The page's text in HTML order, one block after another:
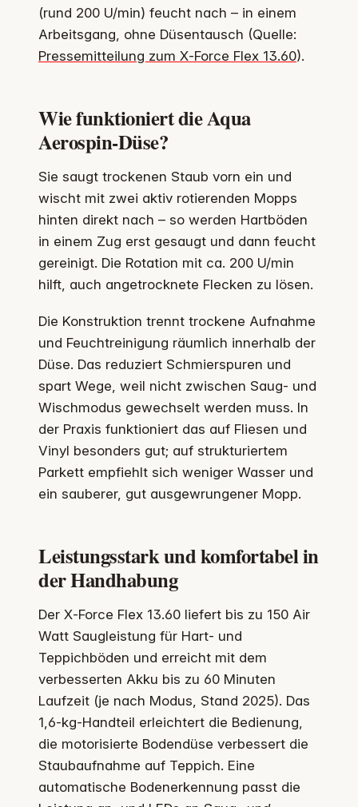
(rund 200 U/min) feucht nach – in einem
Arbeitsgang, ohne Düsentausch (Quelle:
Pressemitteilung zum X‑Force Flex 13.60).
Wie funktioniert die Aqua
Aerospin-Düse?
Sie saugt trockenen Staub vorn ein und
wischt mit zwei aktiv rotierenden Mopps
hinten direkt nach – so werden Hartböden
in einem Zug erst gesaugt und dann feucht
gereinigt. Die Rotation mit ca. 200 U/min
hilft, auch angetrocknete Flecken zu lösen.
Die Konstruktion trennt trockene Aufnahme
und Feuchtreinigung räumlich innerhalb der
Düse. Das reduziert Schmierspuren und
spart Wege, weil nicht zwischen Saug- und
Wischmodus gewechselt werden muss. In
der Praxis funktioniert das auf Fliesen und
Vinyl besonders gut; auf strukturiertem
Parkett empfiehlt sich weniger Wasser und
ein sauberer, gut ausgewrungener Mopp.
Leistungsstark und komfortabel in
der Handhabung
Der X‑Force Flex 13.60 liefert bis zu 150 Air
Watt Saugleistung für Hart- und
Teppichböden und erreicht mit dem
verbesserten Akku bis zu 60 Minuten
Laufzeit (je nach Modus, Stand 2025). Das
1,6‑kg-Handteil erleichtert die Bedienung,
die motorisierte Bodendüse verbessert die
Staubaufnahme auf Teppich. Eine
automatische Bodenerkennung passt die